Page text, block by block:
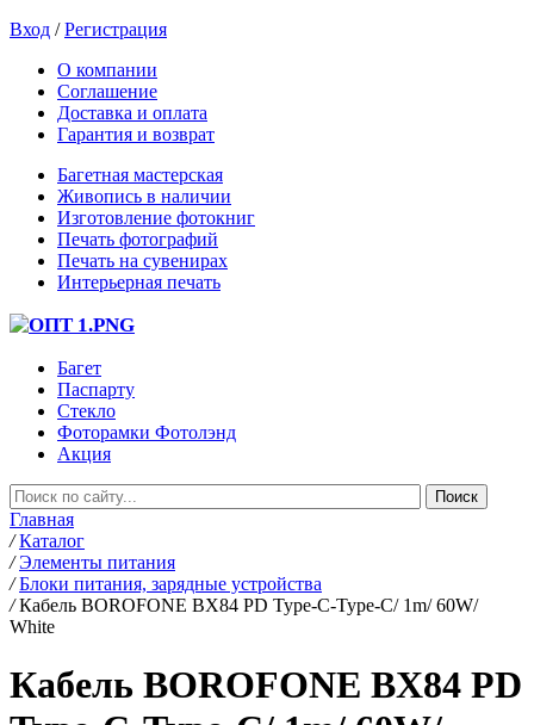
Вход /Регистрация
О компании
Соглашение
Доставка и оплата
Гарантия и возврат
Багетная мастерская
Живопись в наличии
Изготовление фотокниг
Печать фотографий
Печать на сувенирах
Интерьерная печать
Багет
Паспарту
Стекло
Фоторамки Фотолэнд
Акция
Главная
/ Каталог
/ Элементы питания
/ Блоки питания, зарядные устройства
/ Кабель BOROFONE BX84 PD Type-C-Type-C/ 1m/ 60W/
White
Кабель BOROFONE BX84 PD